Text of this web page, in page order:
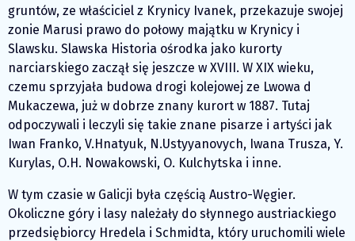
gruntów, ze właściciel z Krynicy Ivanek, przekazuje swojej
zonie Marusi prawo do połowy majątku w Krynicy i
Slawsku. Slawska Historia ośrodka jako kurorty
narciarskiego zaczął się jeszcze w XVIII. W XIX wieku,
czemu sprzyjała budowa drogi kolejowej ze Lwowa d
Mukaczewa, już w dobrze znany kurort w 1887. Tutaj
odpoczywali i leczyli się takie znane pisarze i artyści jak
Iwan Franko, V.Hnatyuk, N.Ustyyanovych, Iwana Trusza, Y.
Kurylas, O.H. Nowakowski, O. Kulchytska i inne.
W tym czasie w Galicji była częścią Austro-Węgier.
Okoliczne góry i lasy należały do słynnego austriackiego
przedsiębiorcy Hredela i Schmidta, który uruchomili wiele